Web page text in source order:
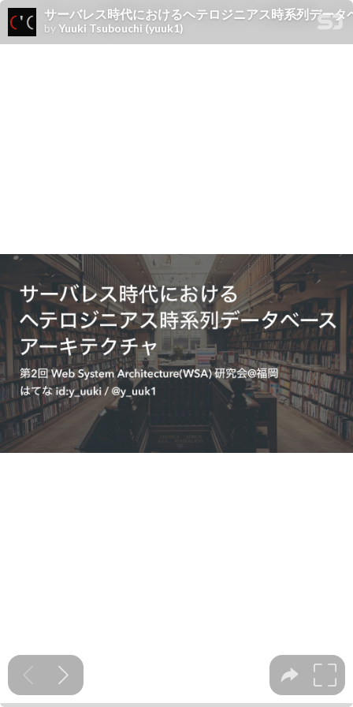
サーバレス時代におけるヘテロジニアス時系列デー
byYuuki Tsubouchi (yuuk1)